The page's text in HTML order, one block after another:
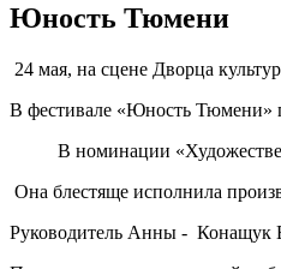
Юность Тюмени
24 мая, на сцене Дворца
В фестивале «Юность Тюмени»
В номинации
Она блестяще исполнила
Руководитель Анны - Конащук